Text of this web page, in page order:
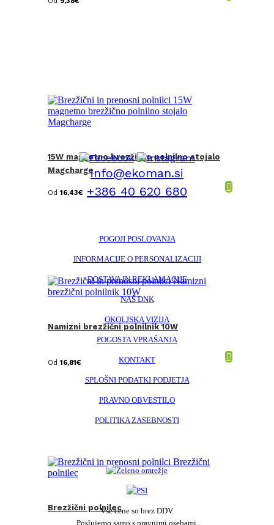
15W magnetno brezžično polnilno stojalo
Magcharge
Od 16,43€
Namizni brezžični polnilnik 10W
Od 16,81€
Brezžični polnilec
info@ekoman.si
+386 40 620 680
POGOJI POSLOVANJA
INFORMACIJE O PERSONALIZACIJI
DOSTAVA IN REKLAMACIJE
NAŠ DNK
OKOLJSKA VIZIJA
POGOSTA VPRAŠANJA
KONTAKT
SPLOŠNI PODATKI PODJETJA
PRAVNO OBVESTILO
POLITIKA ZASEBNOSTI
Vse cene so brez DDV.
Poslujemo samo s pravnimi osebami.